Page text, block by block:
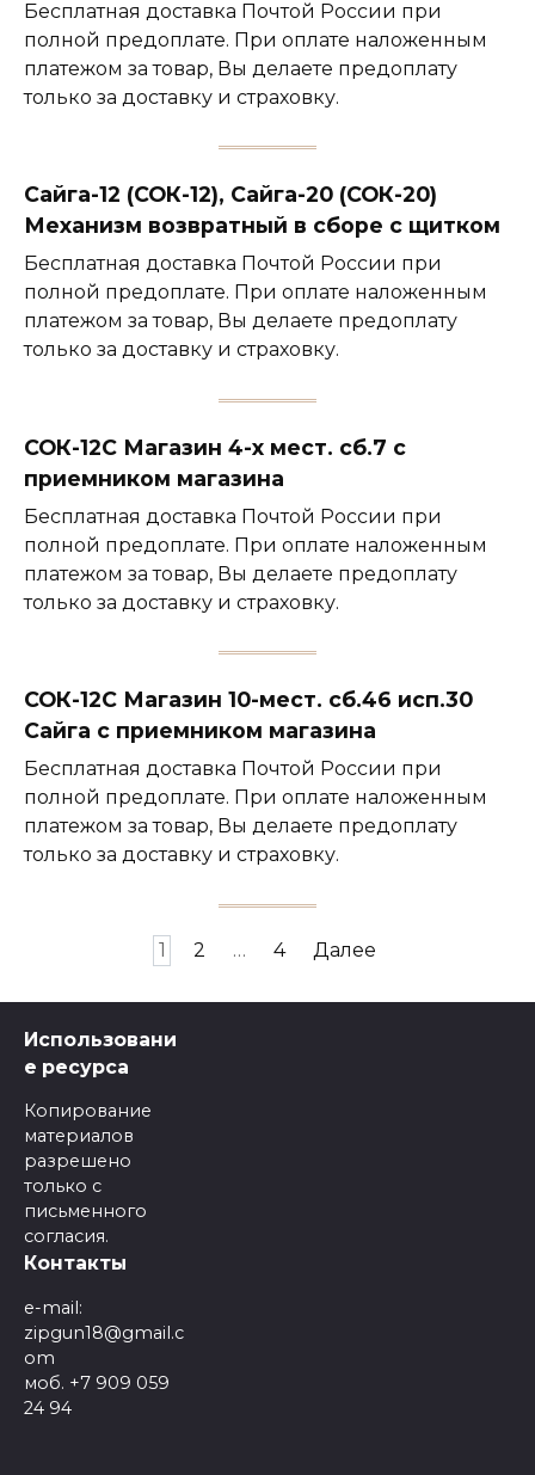
Бесплатная доставка Почтой России при
полной предоплате. При оплате наложенным
платежом за товар, Вы делаете предоплату
только за доставку и страховку.
Сайга-12 (СОК-12), Сайга-20 (СОК-20)
Механизм возвратный в сборе с щитком
Бесплатная доставка Почтой России при
полной предоплате. При оплате наложенным
платежом за товар, Вы делаете предоплату
только за доставку и страховку.
СОК-12С Магазин 4-х мест. сб.7 с
приемником магазина
Бесплатная доставка Почтой России при
полной предоплате. При оплате наложенным
платежом за товар, Вы делаете предоплату
только за доставку и страховку.
СОК-12С Магазин 10-мест. сб.46 исп.30
Сайга с приемником магазина
Бесплатная доставка Почтой России при
полной предоплате. При оплате наложенным
платежом за товар, Вы делаете предоплату
только за доставку и страховку.
записям
1 2 … 4 Далее
Использовани
е ресурса
Копирование
материалов
разрешено
только с
письменного
согласия.
Контакты
e-mail:
zipgun18@gmail.c
om
моб. +7 909 059
24 94